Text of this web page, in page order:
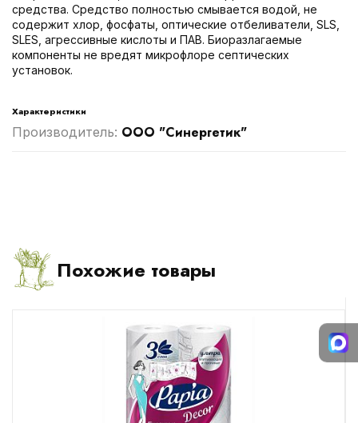
средства. Средство полностью смывается водой, не
содержит хлор, фосфаты, оптические отбеливатели, SLS,
SLES, агрессивные кислоты и ПАВ. Биоразлагаемые
компоненты не вредят микрофлоре септических
установок.
Характеристики
Производитель: ООО "Синергетик"
Похожие товары